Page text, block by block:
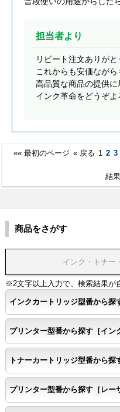
担当者より
リピート注文ありがと
これからも安価ながら
高品質な商品の提供に
インク革命をどうぞよ
«« 最初のページ « 戻る 1 2 3
結
商品をさがす
※2文字以上入力で、検索結果が
インクカートリッジ型番から探
プリンター型番から探す［イン
トナーカートリッジ型番から探
プリンター型番から探す［レー